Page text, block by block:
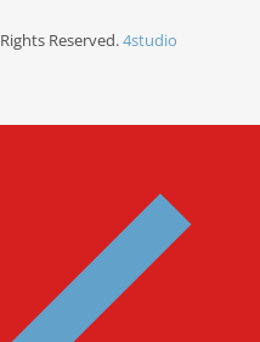
Reserved.4studio